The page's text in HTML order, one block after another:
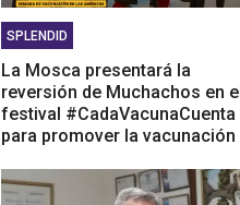
SPLENDID
La Mosca presentará la
reversión de Muchachos en el
festival #CadaVacunaCuenta
para promover la vacunación